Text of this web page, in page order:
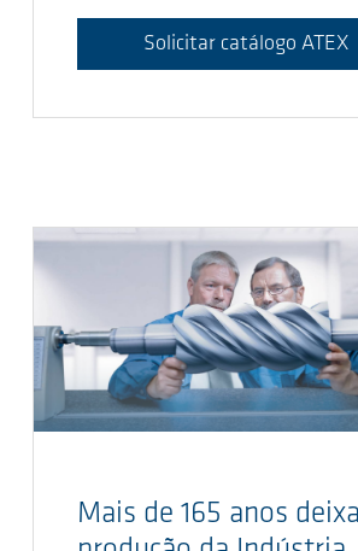
Solicitar catálogo ATEX
Mais de 165 anos